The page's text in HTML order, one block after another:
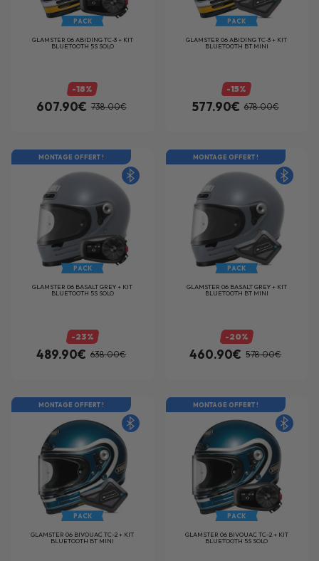
PACK
GLAMSTER 06 ABIDING TC-3 + KIT
BLUETOOTH 5S SOLO
-18%
607.90€ 738.00€
PACK
GLAMSTER 06 ABIDING TC-3 + KIT
BLUETOOTH BT MINI
-15%
577.90€ 678.00€
MONTAGE OFFERT !
PACK
GLAMSTER 06 BASALT GREY + KIT
BLUETOOTH 5S SOLO
-23%
489.90€ 638.00€
MONTAGE OFFERT !
PACK
GLAMSTER 06 BASALT GREY + KIT
BLUETOOTH BT MINI
-20%
460.90€ 578.00€
MONTAGE OFFERT !
PACK
GLAMSTER 06 BIVOUAC TC-2 + KIT
BLUETOOTH BT MINI
MONTAGE OFFERT !
PACK
GLAMSTER 06 BIVOUAC TC-2 + KIT
BLUETOOTH 5S SOLO